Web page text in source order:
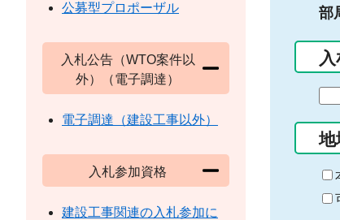
部
の
始
ま
り
地
公募型プロポーザル
入札公告（WTO案件以
外）（電子調達）
電子調達（建設工事以外）
入札参加資格
建設工事関連の入札参加に